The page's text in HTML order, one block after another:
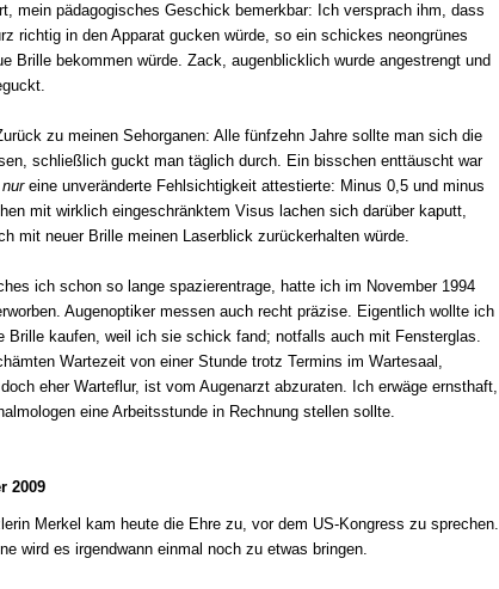
mein pädagogisches Geschick bemerkbar: Ich versprach ihm, dass
richtig in den Apparat gucken würde, so ein schickes neongrünes
Brille bekommen würde. Zack, augenblicklich wurde angestrengt und
zu meinen Sehorganen: Alle fünfzehn Jahre sollte man sich die
schließlich guckt man täglich durch. Ein bisschen enttäuscht war
nur eine unveränderte Fehlsichtigkeit attestierte: Minus 0,5 und minus
mit wirklich eingeschränktem Visus lachen sich darüber kaputt,
mit neuer Brille meinen Laserblick zurückerhalten würde.
ich schon so lange spazierentrage, hatte ich im November 1994
Augenoptiker messen auch recht präzise. Eigentlich wollte ich
Brille kaufen, weil ich sie schick fand; notfalls auch mit Fensterglas.
Wartezeit von einer Stunde trotz Termins im Wartesaal,
eher Warteflur, ist vom Augenarzt abzuraten. Ich erwäge ernsthaft,
eine Arbeitsstunde in Rechnung stellen sollte.
2009
Merkel kam heute die Ehre zu, vor dem US-Kongress zu sprechen.
wird es irgendwann einmal noch zu etwas bringen.